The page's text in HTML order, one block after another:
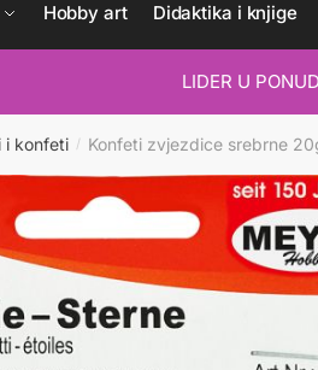
Hobby art Didaktika i knjige
LIDER U
i konfeti / Konfeti zvjezdice srebrne